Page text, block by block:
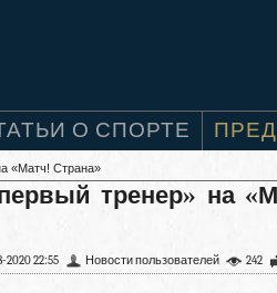
О СПОРТЕ
«Матч! Страна»
тренер» на
242
Новости пользователей
2020 22:55